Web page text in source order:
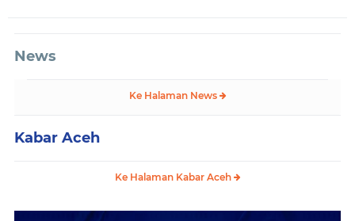
News
Ke Halaman News
Kabar Aceh
Ke Halaman Kabar Aceh